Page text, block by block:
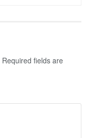
Required fields are